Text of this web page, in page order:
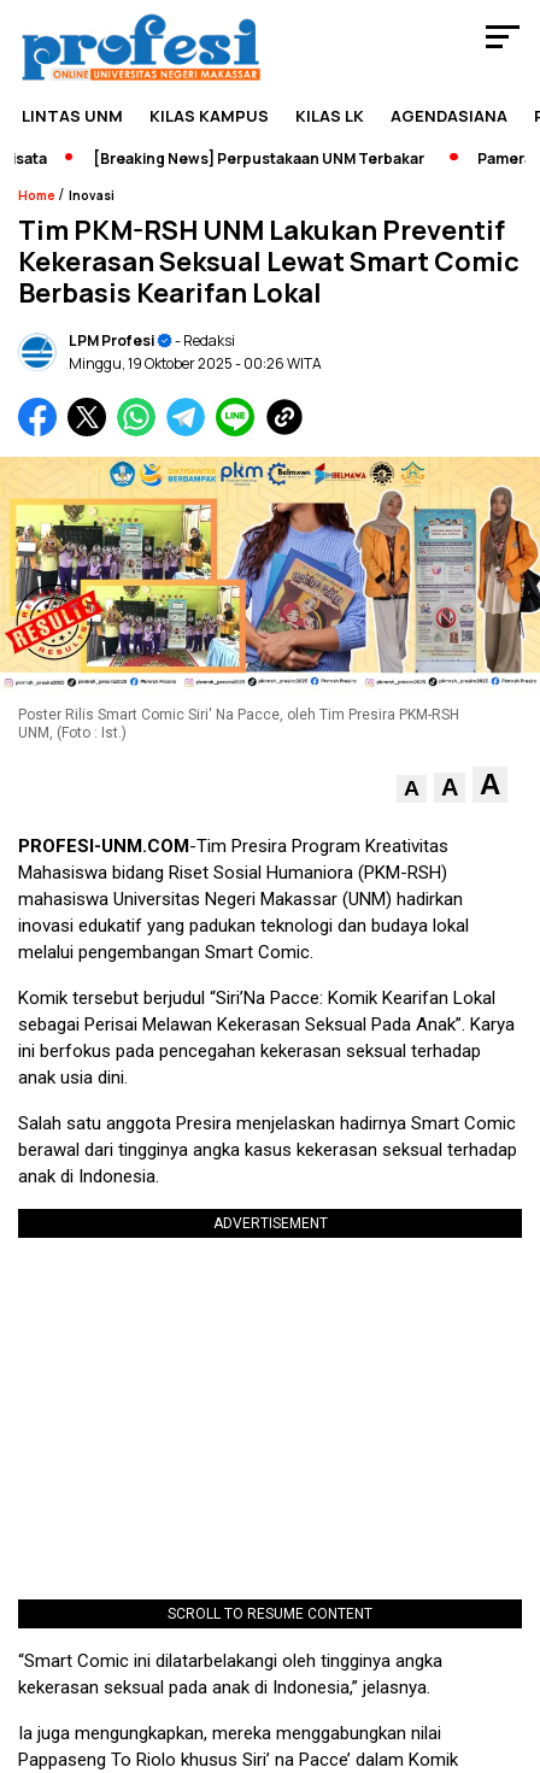
LINTAS UNM KILAS KAMPUS KILAS LK AGENDASIANA
[Breaking News] Perpustakaan UNM Terbakar Pameran
Home / Inovasi
Tim PKM-RSH UNM Lakukan Preventif
Kekerasan Seksual Lewat Smart Comic
Berbasis Kearifan Lokal
LPM Profesi
- Redaksi
Minggu, 19 Oktober 2025- 00:26 WITA
Poster Rilis Smart Comic Siri' Na Pacce, oleh Tim Presira PKM-RSH
UNM, (Foto : Ist.)
A A A
PROFESI-UNM.COM-Tim Presira Program Kreativitas
Mahasiswa bidang Riset Sosial Humaniora (PKM-RSH)
mahasiswa Universitas Negeri Makassar (UNM) hadirkan
inovasi edukatif yang padukan teknologi dan budaya lokal
melalui pengembangan Smart Comic.
Komik tersebut berjudul “Siri’Na Pacce: Komik Kearifan Lokal
sebagai Perisai Melawan Kekerasan Seksual Pada Anak”. Karya
ini berfokus pada pencegahan kekerasan seksual terhadap
anak usia dini.
Salah satu anggota Presira menjelaskan hadirnya Smart Comic
berawal dari tingginya angka kasus kekerasan seksual terhadap
anak di Indonesia.
ADVERTISEMENT
SCROLL TO RESUME CONTENT
“Smart Comic ini dilatarbelakangi oleh tingginya angka
kekerasan seksual pada anak di Indonesia,” jelasnya.
Ia juga mengungkapkan, mereka menggabungkan nilai
Pappaseng To Riolo khusus Siri’ na Pacce’ dalam Komik